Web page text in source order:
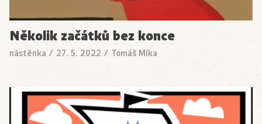
Několik začátků bez konce
nástěnka / 27. 5. 2022 / Tomáš Míka